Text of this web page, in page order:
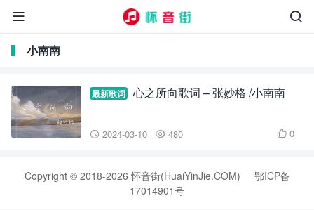


小南南
最新歌词 心之所向歌词 – 张妙格 /小南南
 2024-03-10  480  0
Copyright © 2018-2026 怀音街(HuaiYinJie.COM)
鄂ICP备
17014901号